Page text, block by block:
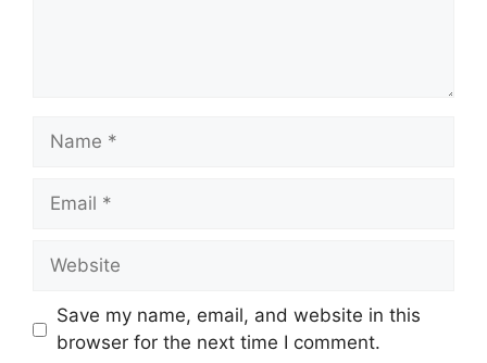
Name
Email
Website
Save my name, email, and website in this
browser for the next time I comment.